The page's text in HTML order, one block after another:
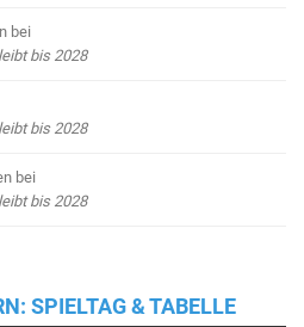
bei
bis 2028
bis 2028
bei
bis 2028
SPIELTAG & TABELLE